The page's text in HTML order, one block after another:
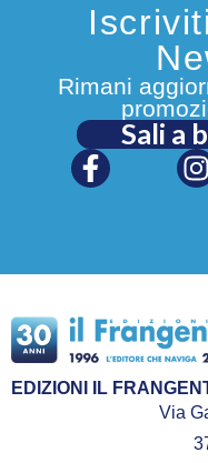
Rimani
Sali a
EDIZIONI IL
Via